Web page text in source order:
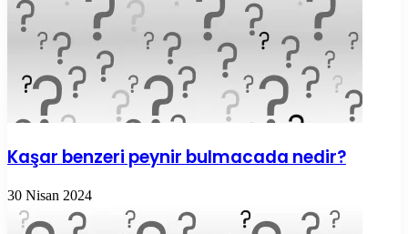
Kaşar benzeri peynir bulmacada nedir?
30 Nisan 2024